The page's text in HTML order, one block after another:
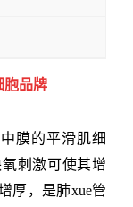
胞品牌
膜的平滑肌细
刺激可使其增
厚，是肺xue管